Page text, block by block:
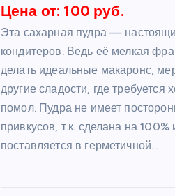
Цена от: 100 руб.
Эта сахарная пудра —
кондитеров. Ведь её мелкая
делать идеальные макаронс,
другие сладости, где требуется
помол. Пудра не имеет
привкусов, т.к. сделана на
поставляется в герметичной…